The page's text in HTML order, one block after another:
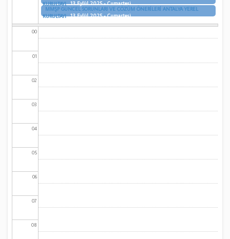
KURULTAYI
13 Eylül 2025 - Cumartesi
MMŞP GÜNCEL SORUNLARI VE ÇÖZÜM ÖNERİLERİ ANTALYA YEREL
KURULTAYI
13 Eylül 2025 - Cumartesi
00
01
02
03
04
05
06
07
08